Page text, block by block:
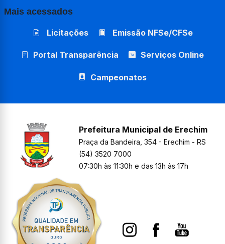
Mais acessados
Licitações Emissão NFSe/CFSe
Portal Transparência Serviços Online
Campeonatos
Prefeitura Municipal de Erechim
Praça da Bandeira, 354 - Erechim - RS
(54) 3520 7000
07:30h às 11:30h e das 13h às 17h